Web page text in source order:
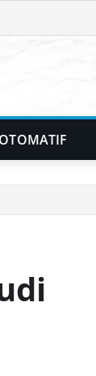
OTOMATIF